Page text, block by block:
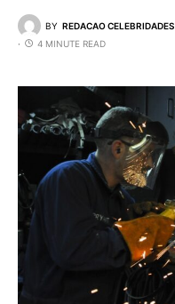
BY REDACAO CELEBRIDADES
4 MINUTE READ